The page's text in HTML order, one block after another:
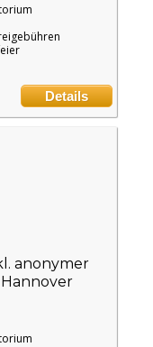
Details
anonymer